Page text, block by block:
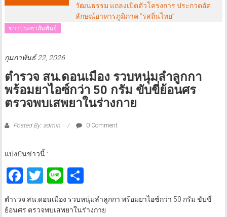
วัฒนธรรม แถลงเปิดตัวโครงการ ประกวดอัต
ลักษณ์อาหารภูมิภาค “รสถิ่นไทย”
ข่าวประชาสัมพันธ์
กุมภาพันธ์ 22, 2026
ตำรวจ สน.ดอนเมือง รวบหนุ่มลำลูกกา
พร้อมยาไอซ์กว่า 50 กรัม ขับขี่ย้อนศร
ตรวจพบเสพยาในร่างกาย
Posted By: admin 0 Comment
แบ่งปันข่าวนี้ :
Facebook
Twitter
LineShare
ตำรวจ สน.ดอนเมือง รวบหนุ่มลำลูกกา พร้อมยาไอซ์กว่า 50 กรัม ขับขี่
ย้อนศร ตรวจพบเสพยาในร่างกาย